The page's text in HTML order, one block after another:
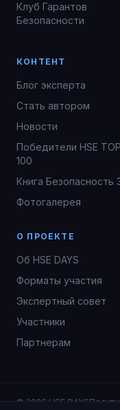
Клуб Гарантов
Безопасности
КОНТЕНТ
Блог эксперта
Стать автором
Новости
Победители HSE TOP
100
Книга Безопасность
Фотогалерея
О ПРОЕКТЕ
Об HSE DAYS
Форматы участия
Экспертный совет
Участники
Партнерам
© 2026 HSE DAYS